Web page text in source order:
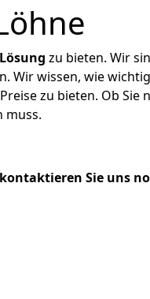
Lösung zu bieten. Wir
Wir wissen, wie
zu bieten. Ob Sie
muss.
kontaktieren Sie uns